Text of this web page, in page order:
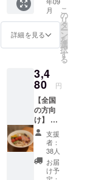
いたしまし
た。
け】 平
均単価
350円の
フルー
ツサン
ドを15
均単価
5250
円）が
2980円
に！
2270円
もお
得！ ご
来店の
際にご
提示く
月
詳細を見る
こ
の
リ
タ
ー
ン
を
選
択
す
る
3,4
80 円
【全国
の方向
け】 ・
おうち
でマー
ラータ
ン
komac
支援
者：
38人
お届
け予